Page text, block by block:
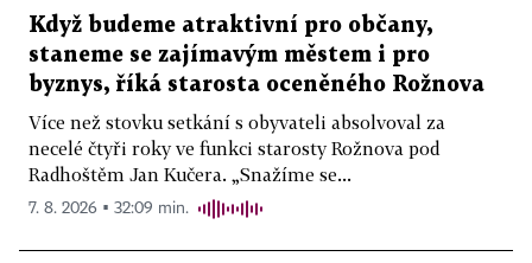
Když budeme atraktivní pro občany,
staneme se zajímavým městem i pro
byznys, říká starosta oceněného Rožnova
Více než stovku setkání s obyvateli absolvoval za
necelé čtyři roky ve funkci starosty Rožnova pod
Radhoštěm Jan Kučera. „Snažíme se...
7. 8. 2026 ▪ 32:09 min.